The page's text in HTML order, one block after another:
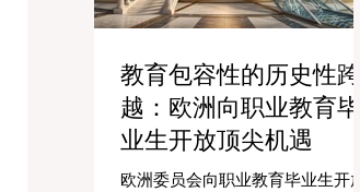
一波的 #数字创新 正在直接应对这
进行课程规划、资源创建和复杂的
表现分析。这一突破使教师能够将
精力和专业知识奉献给真正重要的
事情：指导学生，培养创造力，并
提供高质量的教育。通过大幅减少
文书工作时间，教育机构的员工士
教育包容性的历史性跨
越：欧洲向职业教育毕
业生开放顶尖机遇
欧洲委员会向职业教育毕业生开放